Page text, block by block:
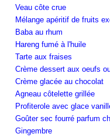
Veau côte crue
Mélange apéritif de fruits
Baba au rhum
Hareng fumé à l'huile
Tarte aux fraises
Crème dessert aux oeufs
Crème glacée au chocolat
Agneau côtelette grillée
Profiterole avec glace
Goûter sec fourré parfum
Gingembre